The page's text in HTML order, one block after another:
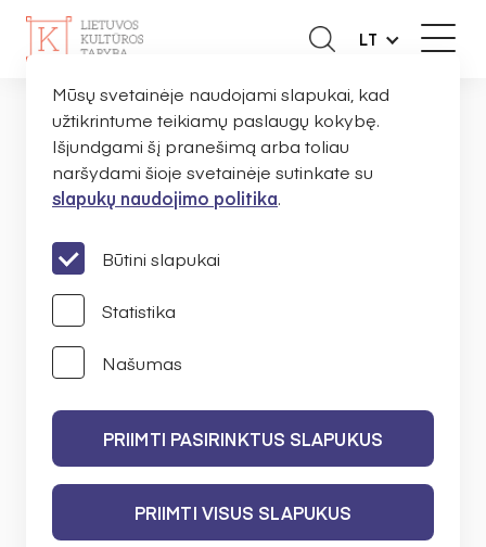
LT
NAUJIENOS
PRANEŠIMAI
IEŠKOTI
Mūsų svetainėje naudojami slapukai, kad
užtikrintume teikiamų paslaugų kokybę.
Išjundgami šį pranešimą arba toliau
naršydami šioje svetainėje sutinkate su
slapukų naudojimo politika.
Būtini slapukai
Statistika
Našumas
PRIIMTI PASIRINKTUS SLAPUKUS
PRIIMTI VISUS SLAPUKUS